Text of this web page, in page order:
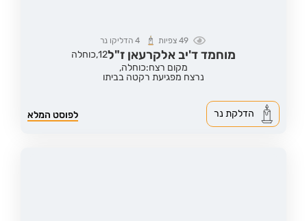
49צפיות 4 הדליקו נר
מוחמד ד'יב אלקרעאן ז"ל12, כוחלה
מקום רצח:כוחלה,
נרצח מפגיעת רקטה בביתו
לפוסט המלא הדלקת נר